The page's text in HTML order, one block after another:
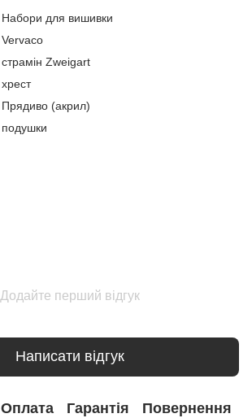
Набори для вишивки
Vervaco
страмін Zweigart
хрест
Прядиво (акрил)
подушки
Додайте перший відгук
Написати відгук
Оплата Гарантія Повернення